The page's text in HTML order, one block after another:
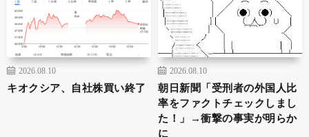
2026.08.10
キオクシア、自社株買い終了
2026.08.10
朝日新聞「受刑者の外国人比
率をファクトチェックしまし
た！」→衝撃の事実が明らか
に